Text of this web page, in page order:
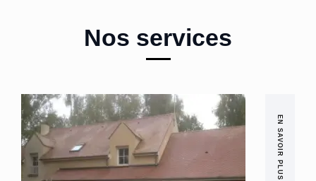
Nos services
EN SAVOIR PLUS